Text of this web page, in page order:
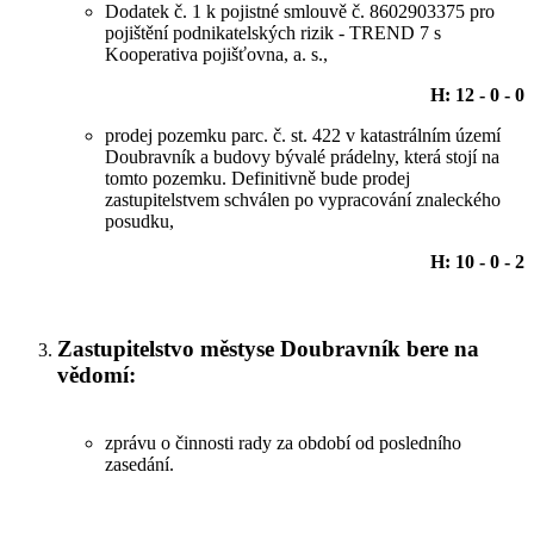
Dodatek č. 1 k pojistné smlouvě č. 8602903375 pro
pojištění podnikatelských rizik - TREND 7 s
Kooperativa pojišťovna, a. s.,
H: 12 - 0 - 0
prodej pozemku parc. č. st. 422 v katastrálním území
Doubravník a budovy bývalé prádelny, která stojí na
tomto pozemku. Definitivně bude prodej
zastupitelstvem schválen po vypracování znaleckého
posudku,
H: 10 - 0 - 2
Zastupitelstvo městyse Doubravník bere na
vědomí:
zprávu o činnosti rady za období od posledního
zasedání.